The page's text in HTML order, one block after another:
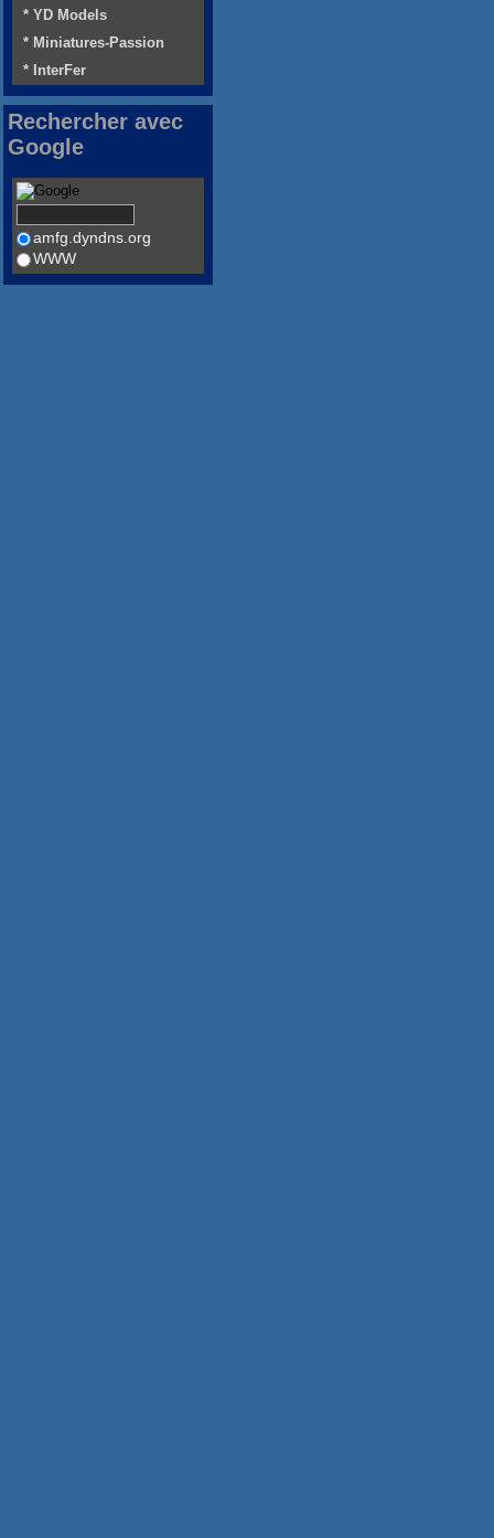
* YD Models
* Miniatures-Passion
* InterFer
Rechercher avec
Google
amfg.dyndns.org
WWW